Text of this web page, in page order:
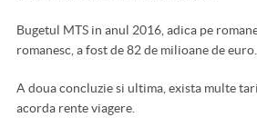
Bugetul MTS in anul 2016, adica pe
romanesc, a fost de 82 de milioane de euro.
A doua concluzie si ultima, exista multe
acorda rente viagere.